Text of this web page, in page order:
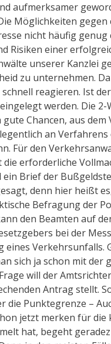
aufmerksamer
Möglichkeiten
nicht häufig
Risiken einer
unserer Kanzlei
zu unternehmen.
reagieren. Ist
werden. Die
Chancen, aus
an
Für den
erforderliche
ein Brief der
denn hier heißt
Befragung der
den Beamten auf
bei der
eines Verkehrsunfalls.
sich ja schon mit der
will der
Antrag stellt.
die Punktegrenze –
jetzt merken für
hat, begeht